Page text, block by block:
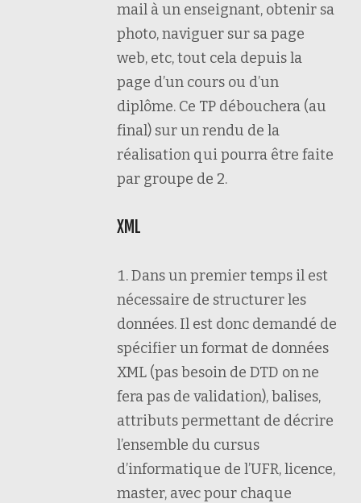
mail à un enseignant, obtenir sa
photo, naviguer sur sa page
web, etc, tout cela depuis la
page d’un cours ou d’un
diplôme. Ce TP débouchera (au
final) sur un rendu de la
réalisation qui pourra être faite
par groupe de 2.
XML
Dans un premier temps il est
nécessaire de structurer les
données. Il est donc demandé de
spécifier un format de données
XML (pas besoin de DTD on ne
fera pas de validation), balises,
attributs permettant de décrire
l’ensemble du cursus
d’informatique de l’UFR, licence,
master, avec pour chaque